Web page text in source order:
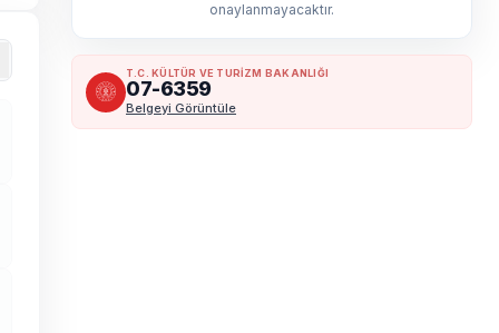
onaylanmayacaktır.
T.C. KÜLTÜR VE TURİZM BAKANLIĞI
07-6359
Belgeyi Görüntüle